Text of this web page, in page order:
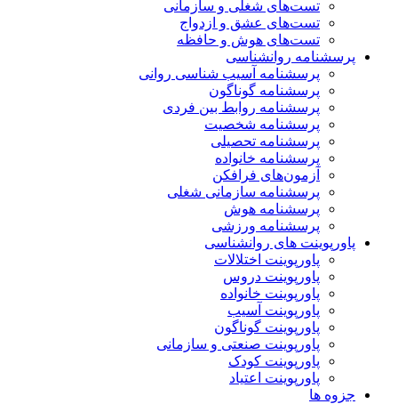
تست‌های شغلی و سازمانی
تست‌های عشق و ازدواج
تست‌های هوش و حافظه
پرسشنامه روانشناسی
پرسشنامه آسیب شناسی روانی
پرسشنامه گوناگون
پرسشنامه روابط بین فردی
پرسشنامه شخصیت
پرسشنامه تحصیلی
پرسشنامه خانواده
آزمون‌های فرافکن
پرسشنامه سازمانی شغلی
پرسشنامه هوش
پرسشنامه ورزشی
پاورپوینت های روانشناسی
پاورپوینت اختلالات
پاورپوینت دروس
پاورپوینت خانواده
پاورپوینت آسیب
پاورپوینت گوناگون
پاورپوینت صنعتی و سازمانی
پاورپوینت کودک
پاورپوینت اعتیاد
جزوه ها